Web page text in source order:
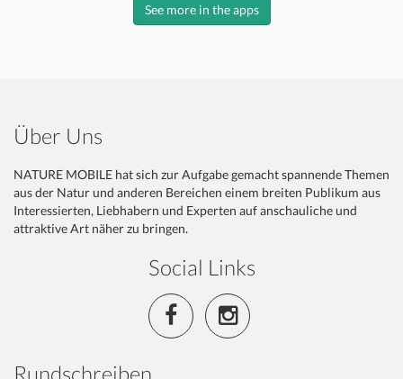
See more in the apps
Über Uns
NATURE MOBILE hat sich zur Aufgabe gemacht spannende Themen
aus der Natur und anderen Bereichen einem breiten Publikum aus
Interessierten, Liebhabern und Experten auf anschauliche und
attraktive Art näher zu bringen.
Social Links
Rundschreiben